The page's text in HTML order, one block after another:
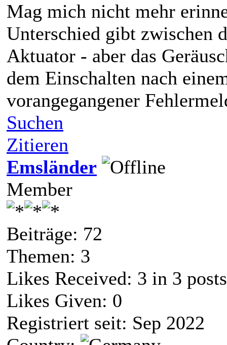
Mag mich nicht mehr
Unterschied gibt zwischen
Aktuator - aber das
dem Einschalten nach
vorangegangener
Suchen
Zitieren
Emsländer
Member
Beiträge: 72
Themen: 3
Likes Received: 3 in 3 posts
Likes Given: 0
Registriert seit: Sep 2022